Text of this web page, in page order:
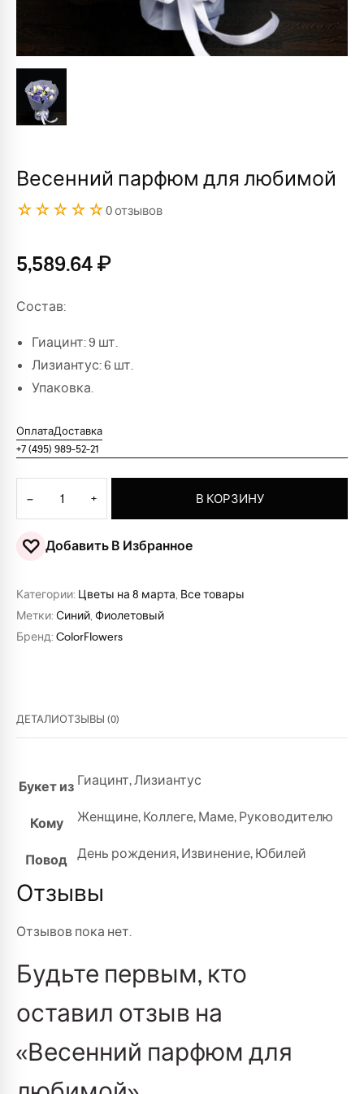
Весенний парфюм для любимой
☆☆☆☆☆0 отзывов
5,589.64₽
Состав:
Гиацинт: 9 шт.
Лизиантус: 6 шт.
Упаковка.
ОплатаДоставка
+7 (495) 989-52-21
− + В КОРЗИНУ
♡ Добавить В Избранное
Категории: Цветы на 8 марта, Все товары
Метки: Синий, Фиолетовый
Бренд: ColorFlowers
ДЕТАЛИОТЗЫВЫ (0)
Букет из Гиацинт,Лизиантус
Кому Женщине,Коллеге,Маме,Руководителю
Повод День рождения,Извинение,Юбилей
Отзывы
Отзывов пока нет.
Будьте первым, кто
оставил отзыв на
«Весенний парфюм для